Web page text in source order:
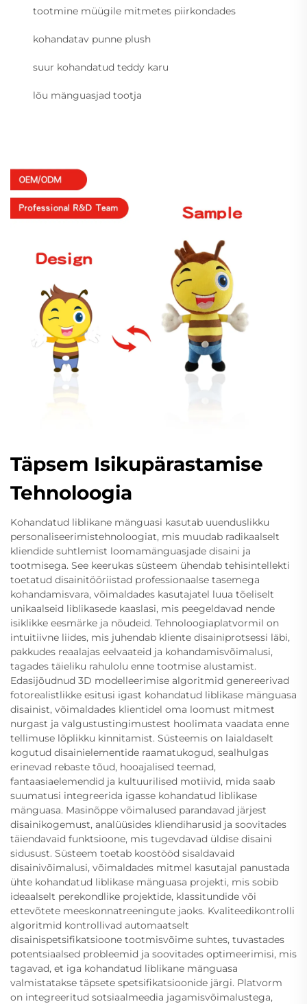
tootmine müügile mitmetes piirkondades
kohandatav punne plush
suur kohandatud teddy karu
lõu mänguasjad tootja
Täpsem Isikupärastamise
Tehnoloogia
Kohandatud liblikane mänguasi kasutab uuenduslikku
personaliseerimistehnoloogiat, mis muudab radikaalselt
kliendide suhtlemist loomamänguasjade disaini ja
tootmisega. See keerukas süsteem ühendab tehisintellekti
toetatud disainitööriistad professionaalse tasemega
kohandamisvara, võimaldades kasutajatel luua tõeliselt
unikaalseid liblikasede kaaslasi, mis peegeldavad nende
isiklikke eesmärke ja nõudeid. Tehnoloogiaplatvormil on
intuitiivne liides, mis juhendab kliente disainiprotsessi läbi,
pakkudes reaalajas eelvaateid ja kohandamisvõimalusi,
tagades täieliku rahulolu enne tootmise alustamist.
Edasijõudnud 3D modelleerimise algoritmid genereerivad
fotorealistlikke esitusi igast kohandatud liblikase mänguasa
disainist, võimaldades klientidel oma loomust mitmest
nurgast ja valgustustingimustest hoolimata vaadata enne
tellimuse lõplikku kinnitamist. Süsteemis on laialdaselt
kogutud disainielementide raamatukogud, sealhulgas
erinevad rebaste tõud, hooajalised teemad,
fantaasiaelemendid ja kultuurilised motiivid, mida saab
suumatusi integreerida igasse kohandatud liblikase
mänguasa. Masinõppe võimalused parandavad järjest
disainikogemust, analüüsides kliendiharusid ja soovitades
täiendavaid funktsioone, mis tugevdavad üldise disaini
sidusust. Süsteem toetab koostööd sisaldavaid
disainivõimalusi, võimaldades mitmel kasutajal panustada
ühte kohandatud liblikase mänguasa projekti, mis sobib
ideaalselt perekondlike projektide, klassitundide või
ettevõtete meeskonnatreeningute jaoks. Kvaliteedikontrolli
algoritmid kontrollivad automaatselt
disainispetsifikatsioone tootmisvõime suhtes, tuvastades
potentsiaalsed probleemid ja soovitades optimeerimisi, mis
tagavad, et iga kohandatud liblikane mänguasa
valmistatakse täpsete spetsifikatsioonide järgi. Platvorm
on integreeritud sotsiaalmeedia jagamisvõimalustega,